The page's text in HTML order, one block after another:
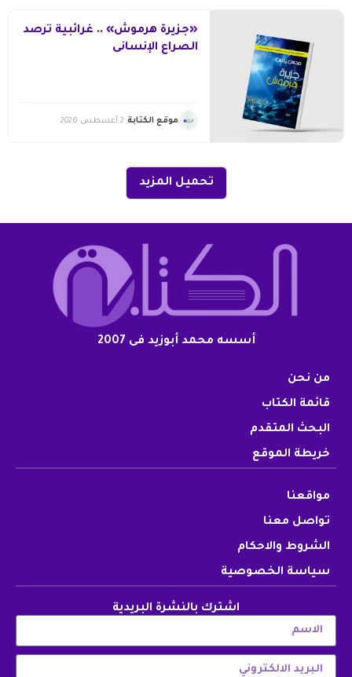
«جزيرة هرموش» .. غرائبية ترصد
الصراع الإنسانى
موقع الكتابة 2 أغسطس 2026
تحميل المزيد
أسسه محمد أبوزيد فى 2007
من نحن
قائمة الكتاب
البحث المتقدم
خريطة الموقع
مواقعنا
تواصل معنا
الشروط والاحكام
سياسة الخصوصية
اشترك بالنشرة البريدية